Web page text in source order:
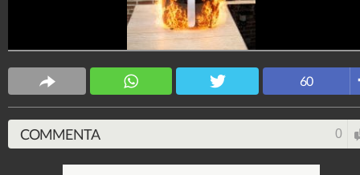
60
COMMENTA 0